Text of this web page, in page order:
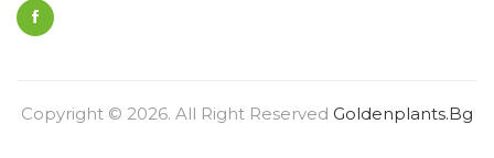
Copyright © 2026. All Right Reserved Goldenplants.bg